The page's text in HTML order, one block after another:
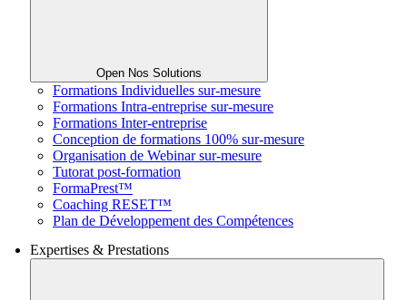
Open Nos Solutions
Formations Individuelles sur-mesure
Formations Intra-entreprise sur-mesure
Formations Inter-entreprise
Conception de formations 100% sur-mesure
Organisation de Webinar sur-mesure
Tutorat post-formation
FormaPrest™
Coaching RESET™
Plan de Développement des Compétences
Expertises & Prestations